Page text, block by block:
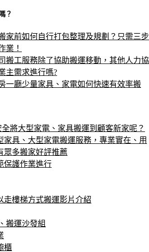
？​
家前如何自行打包整理及規劃？只需三步
業！
搬工服務除了協助搬運移動，其他人力協
主需求進行嗎?
一廳少量家具、家電如何快速有效率搬
將大型家電、家具搬運到顧客新家呢？
家具、大型家電搬運服務，專業實在、用
眾多搬家好評推薦
保護作業進行
走樓梯方式搬運影片介紹
搬運沙發組
櫃